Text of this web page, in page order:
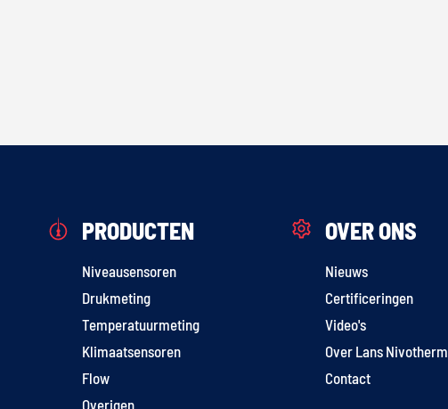
PRODUCTEN
Niveausensoren
Drukmeting
Temperatuurmeting
Klimaatsensoren
Flow
Overigen
OVER ONS
Nieuws
Certificeringen
Video's
Over Lans Nivotherm
Contact